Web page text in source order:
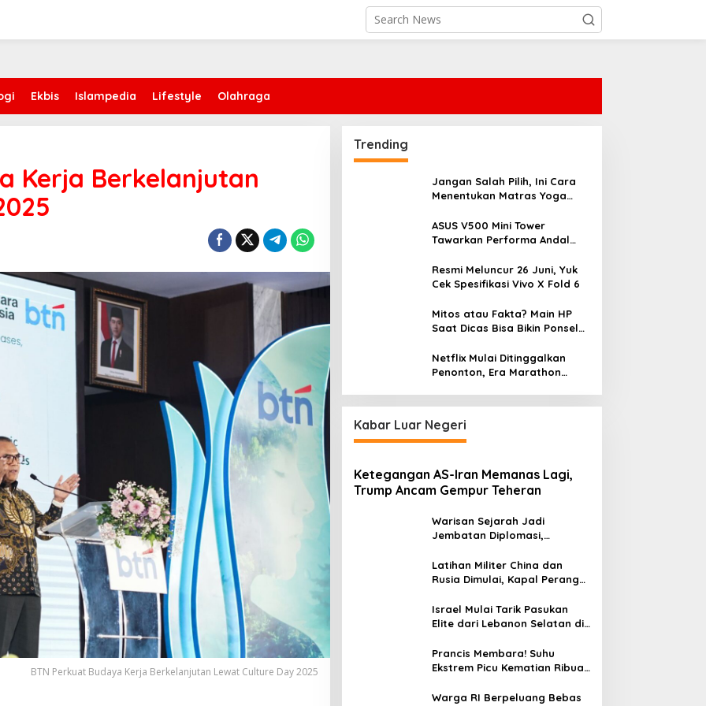
Ekbis Islampedia Lifestyle Olahraga
Kerja Berkelanjutan
BTN Perkuat Budaya Kerja Berkelanjutan Lewat Culture Day 2025
Trending
Jangan Salah Pilih, Ini Cara
Menentukan Matras Yoga
ASUS V500 Mini Tower
Tawarkan Performa Andal
untuk Rumah Modern
Resmi Meluncur 26 Juni, Yuk
Cek Spesifikasi Vivo X Fold 6
Mitos atau Fakta? Main HP
Saat Dicas Bisa Bikin Ponsel
Netflix Mulai Ditinggalkan
Penonton, Era Marathon
Kabar Luar Negeri
Ketegangan AS-Iran Memanas Lagi,
Trump Ancam Gempur Teheran
Warisan Sejarah Jadi
Jembatan Diplomasi,
Konservasi Prambanan
Latihan Militer China dan
Rusia Dimulai, Kapal Perang
Dikerahkan
Israel Mulai Tarik Pasukan
Elite dari Lebanon Selatan di
Hizbullah
Prancis Membara! Suhu
Ekstrem Picu Kematian Ribuan
Warga RI Berpeluang Bebas